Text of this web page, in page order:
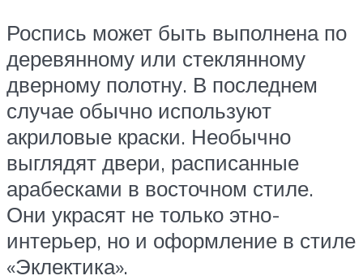
Роспись может быть выполнена по
деревянному или стеклянному
дверному полотну. В последнем
случае обычно используют
акриловые краски. Необычно
выглядят двери, расписанные
арабесками в восточном стиле.
Они украсят не только этно-
интерьер, но и оформление в стиле
«Эклектика».